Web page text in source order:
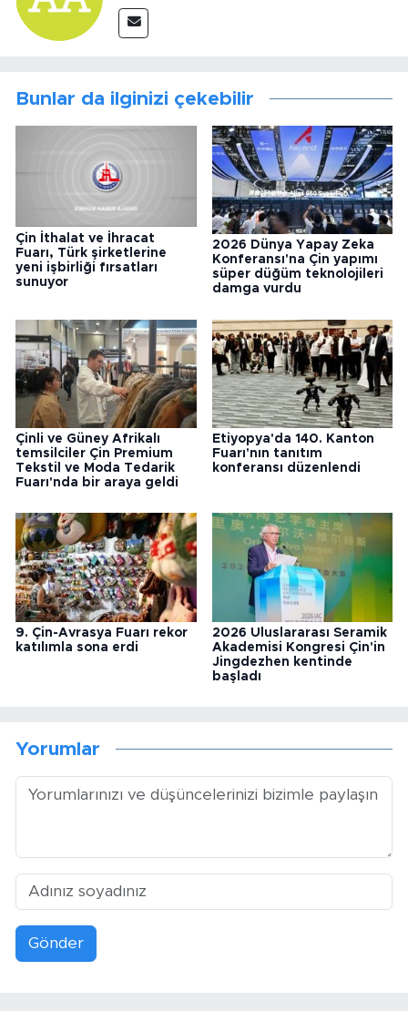
Bunlar da ilginizi çekebilir
Çin İthalat ve İhracat
Fuarı, Türk şirketlerine
yeni işbirliği fırsatları
sunuyor
2026 Dünya Yapay Zeka
Konferansı'na Çin yapımı
süper düğüm teknolojileri
damga vurdu
Çinli ve Güney Afrikalı
temsilciler Çin Premium
Tekstil ve Moda Tedarik
Fuarı'nda bir araya geldi
Etiyopya'da 140. Kanton
Fuarı'nın tanıtım
konferansı düzenlendi
9. Çin-Avrasya Fuarı rekor
katılımla sona erdi
2026 Uluslararası Seramik
Akademisi Kongresi Çin'in
Jingdezhen kentinde
başladı
Yorumlar
Gönder